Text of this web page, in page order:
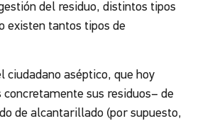
del residuo, distintos tipos
existen tantos tipos de
ciudadano aséptico, que hoy
sus residuos– de
de alcantarillado (por supuesto,